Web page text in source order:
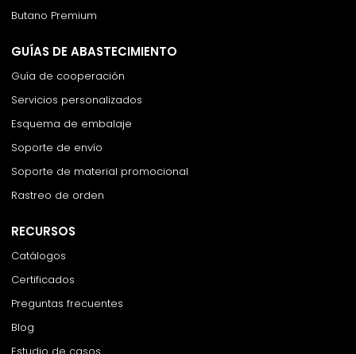
Butano Premium
GUÍAS DE ABASTECIMIENTO
Guía de cooperación
Servicios personalizados
Esquema de embalaje
Soporte de envío
Soporte de material promocional
Rastreo de orden
RECURSOS
Catálogos
Certificados
Preguntas frecuentes
Blog